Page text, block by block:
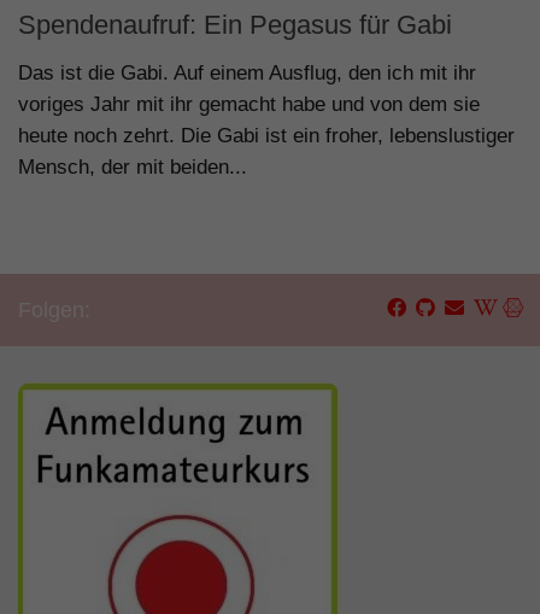
Spendenaufruf: Ein Pegasus für Gabi
Das ist die Gabi. Auf einem Ausflug, den ich mit ihr
voriges Jahr mit ihr gemacht habe und von dem sie
heute noch zehrt. Die Gabi ist ein froher, lebenslustiger
Mensch, der mit beiden...